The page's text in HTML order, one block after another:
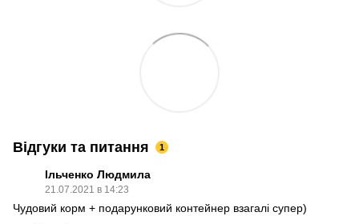
Відгуки та питання 1
Ільченко Людмила
21.07.2021 в 14:23
Чудовий корм + подарунковий контейнер взагалі супер)